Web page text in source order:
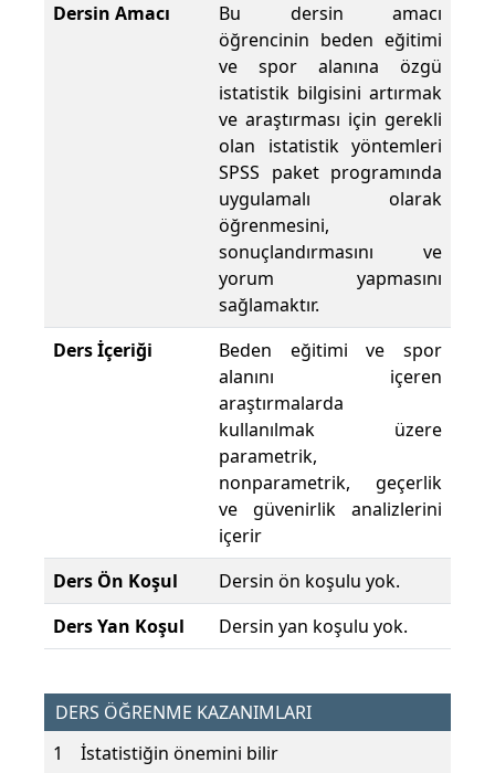
Dersin Amacı
Bu dersin amacı
öğrencinin beden eğitimi
ve spor alanına özgü
istatistik bilgisini artırmak
ve araştırması için gerekli
olan istatistik yöntemleri
SPSS paket programında
uygulamalı olarak
öğrenmesini,
sonuçlandırmasını ve
yorum yapmasını
sağlamaktır.
Ders İçeriği
Beden eğitimi ve spor
alanını içeren
araştırmalarda
kullanılmak üzere
parametrik,
nonparametrik, geçerlik
ve güvenirlik analizlerini
içerir
Ders Ön Koşul
Dersin ön koşulu yok.
Ders Yan Koşul
Dersin yan koşulu yok.
DERS ÖĞRENME KAZANIMLARI
1
İstatistiğin önemini bilir